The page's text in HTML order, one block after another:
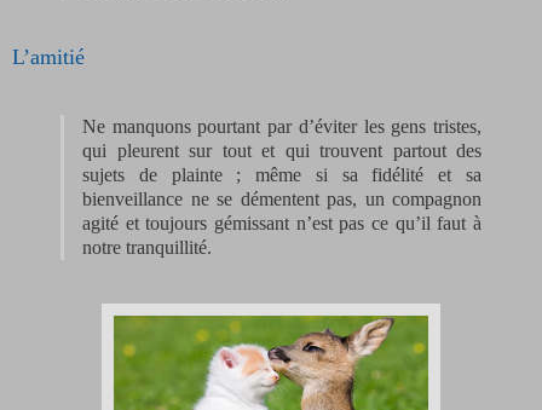
L’amitié
Ne manquons pourtant par d’éviter les gens tristes,
qui pleurent sur tout et qui trouvent partout des
sujets de plainte ; même si sa fidélité et sa
bienveillance ne se démentent pas, un compagnon
agité et toujours gémissant n’est pas ce qu’il faut à
notre tranquillité.